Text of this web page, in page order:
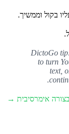
DictoGo
to turn
text,